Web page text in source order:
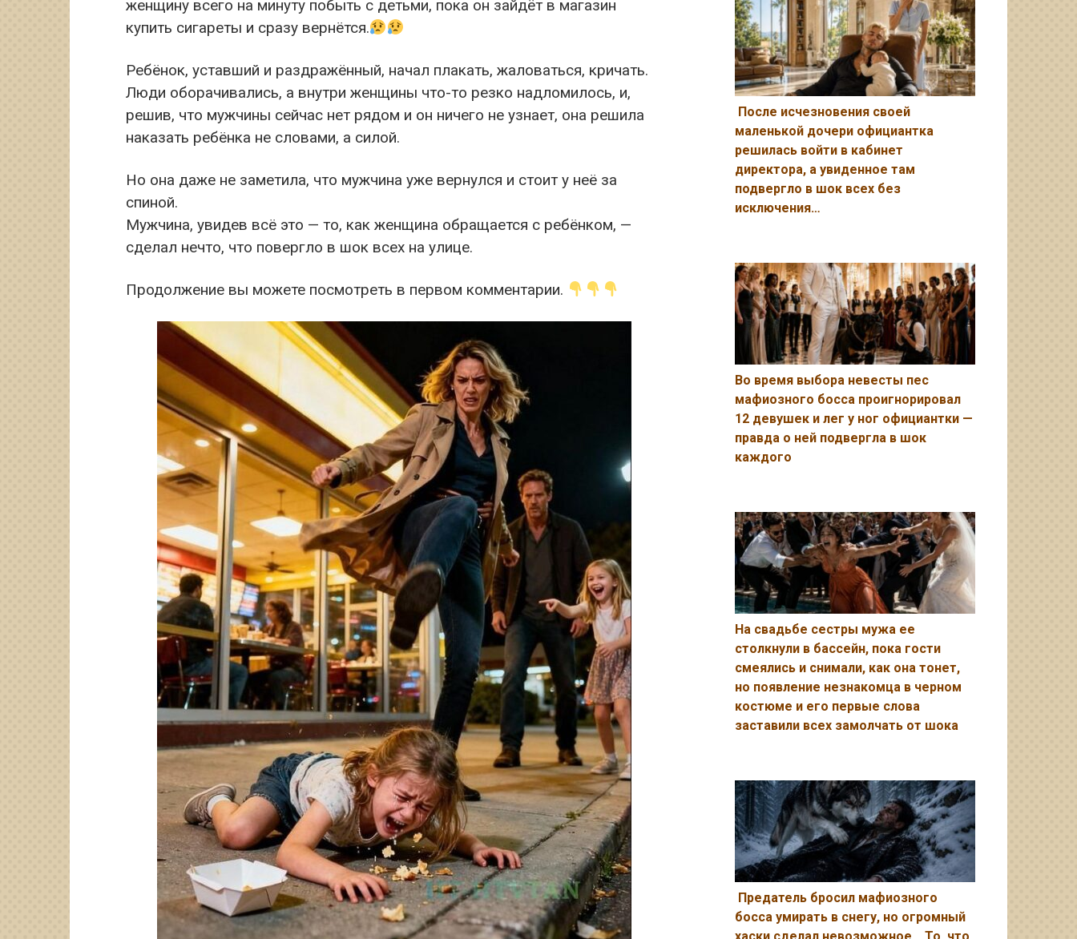
женщину всего на минуту побыть с детьми, пока он зайдёт в магазин
купить сигареты и сразу вернётся.
Ребёнок, уставший и раздражённый, начал плакать, жаловаться, кричать.
Люди оборачивались, а внутри женщины что-то резко надломилось, и,
решив, что мужчины сейчас нет рядом и он ничего не узнает, она решила
наказать ребёнка не словами, а силой.
Но она даже не заметила, что мужчина уже вернулся и стоит у неё за
спиной.
Мужчина, увидев всё это — то, как женщина обращается с ребёнком, —
сделал нечто, что повергло в шок всех на улице.
Продолжение вы можете посмотреть в первом комментарии.
После исчезновения своей
маленькой дочери официантка
решилась войти в кабинет
директора, а увиденное там
подвергло в шок всех без
исключения…
Во время выбора невесты пес
мафиозного босса проигнорировал
12 девушек и лег у ног официантки —
правда о ней подвергла в шок
каждого
На свадьбе сестры мужа ее
столкнули в бассейн, пока гости
смеялись и снимали, как она тонет,
но появление незнакомца в черном
костюме и его первые слова
заставили всех замолчать от шока
Предатель бросил мафиозного
босса умирать в снегу, но огромный